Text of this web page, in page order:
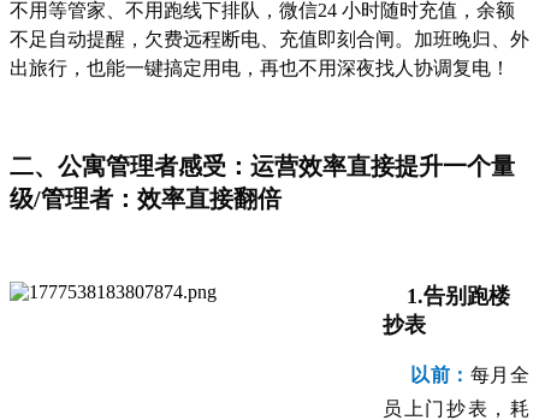
不用等管家、不用跑线下排队，微信24 小时随时充值，余额
不足自动提醒，欠费远程断电、充值即刻合闸。加班晚归、外
出旅行，也能一键搞定用电，再也不用深夜找人协调复电！
二、公寓管理者感受：运营效率直接提升一个量
级/管理者：效率直接翻倍
1.告别跑楼
抄表
以前： 每月全
员上门抄表，耗